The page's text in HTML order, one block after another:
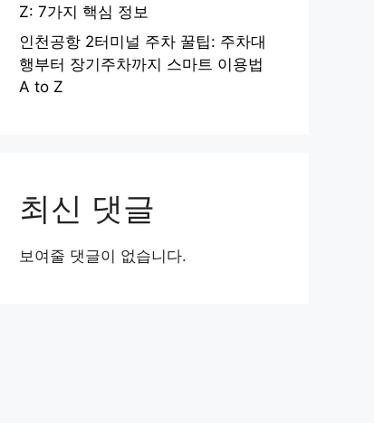
Z: 7가지 핵심 정보
인천공항 2터미널 주차 꿀팁: 주차대
행부터 장기주차까지 스마트 이용법
A to Z
최신 댓글
보여줄 댓글이 없습니다.